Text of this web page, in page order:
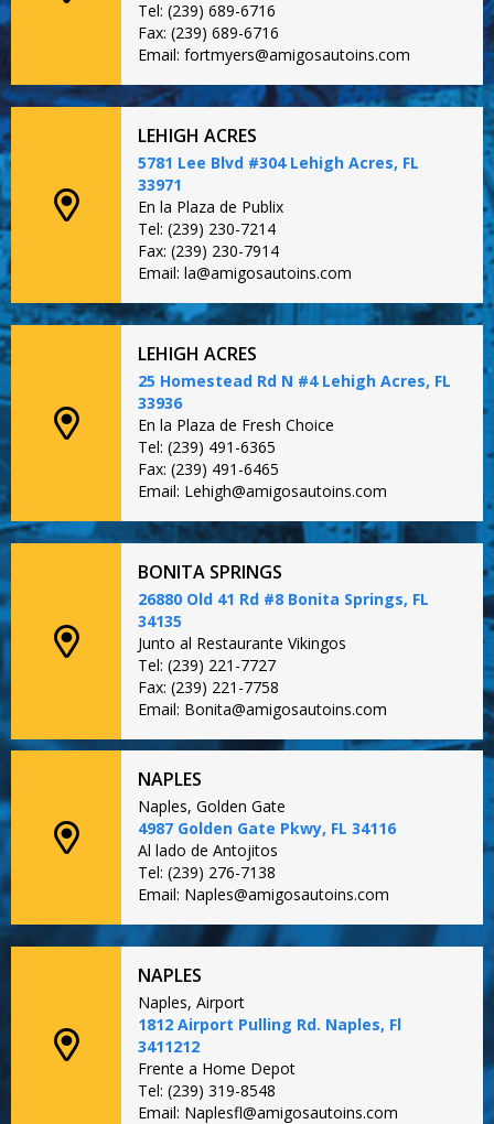
Tel: (239) 689-6716
Fax: (239) 689-6716
Email: fortmyers@amigosautoins.com
LEHIGH ACRES
5781 Lee Blvd #304 Lehigh Acres, FL
33971
En la Plaza de Publix
Tel: (239) 230-7214
Fax: (239) 230-7914
Email: la@amigosautoins.com
LEHIGH ACRES
25 Homestead Rd N #4 Lehigh Acres, FL
33936
En la Plaza de Fresh Choice
Tel: (239) 491-6365
Fax: (239) 491-6465
Email: Lehigh@amigosautoins.com
BONITA SPRINGS
26880 Old 41 Rd #8 Bonita Springs, FL
34135
Junto al Restaurante Vikingos
Tel: (239) 221-7727
Fax: (239) 221-7758
Email: Bonita@amigosautoins.com
NAPLES
Naples, Golden Gate
4987 Golden Gate Pkwy, FL 34116
Al lado de Antojitos
Tel: (239) 276-7138
Email: Naples@amigosautoins.com
NAPLES
Naples, Airport
1812 Airport Pulling Rd. Naples, Fl
3411212
Frente a Home Depot
Tel: (239) 319-8548
Email: Naplesfl@amigosautoins.com